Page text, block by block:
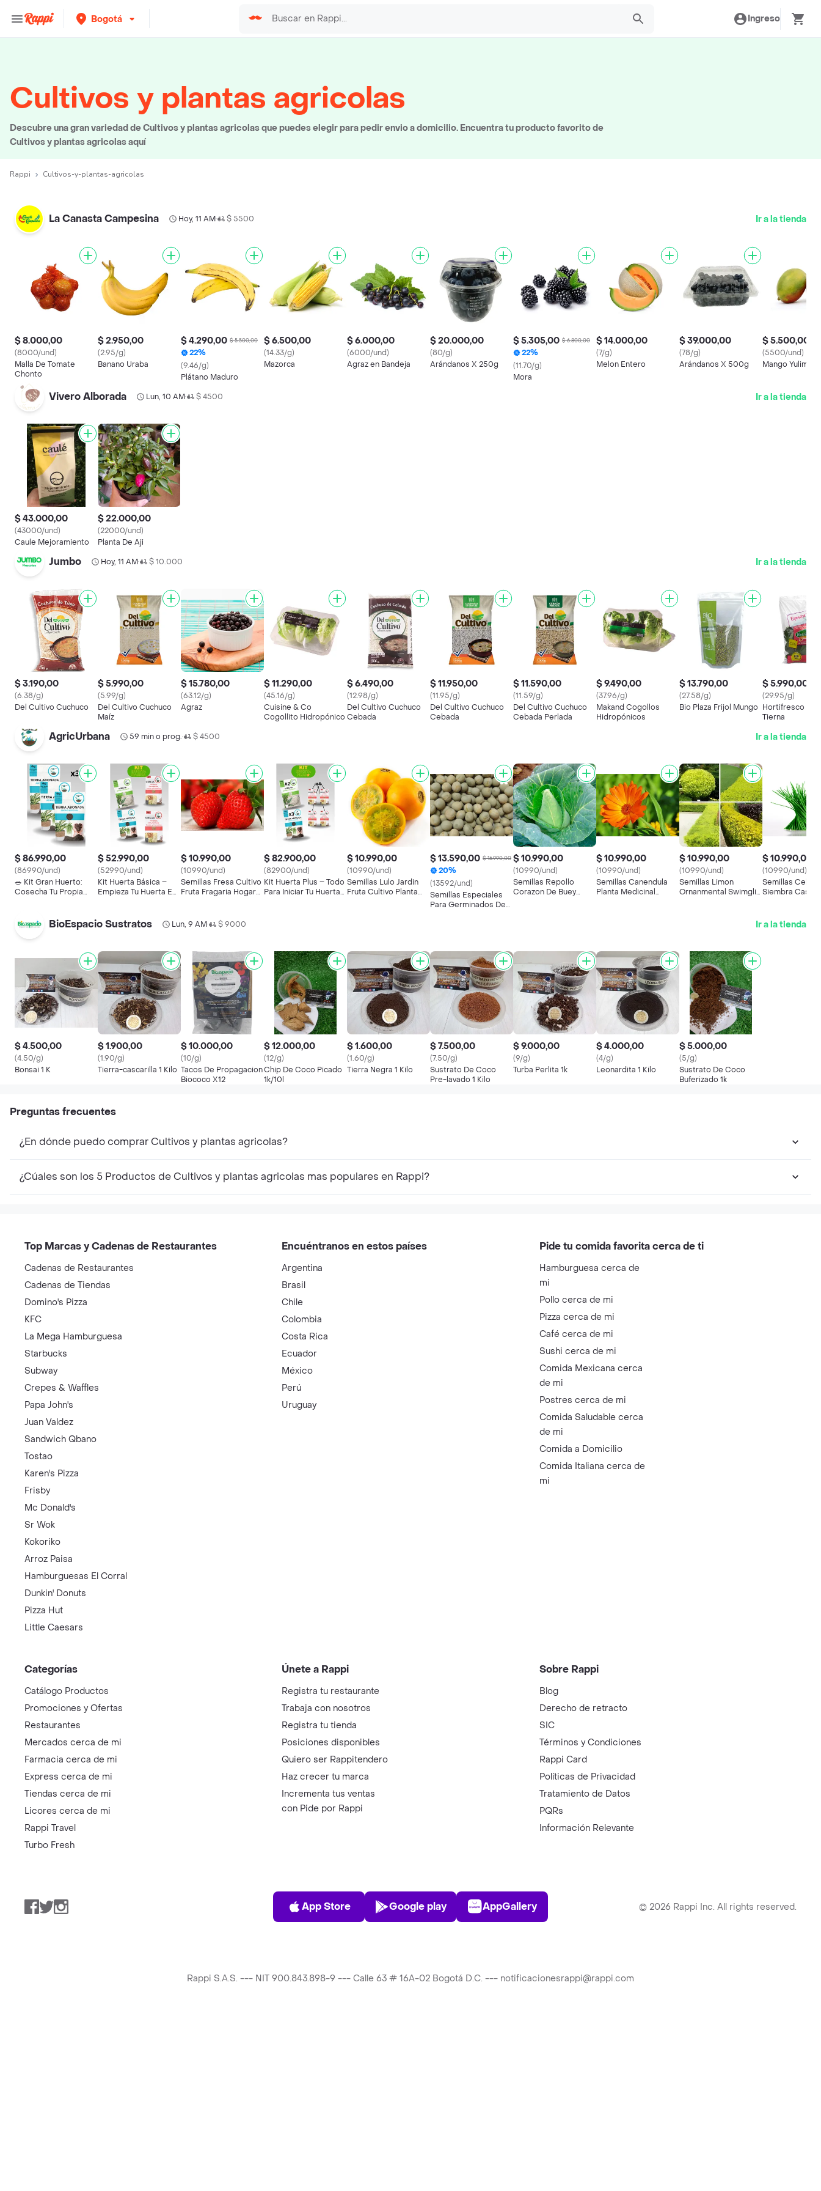
Bogotá Ingreso
Cultivos y plantas agricolas
Descubre una gran variedad de Cultivos y plantas agricolas que puedes elegir para pedir envio a domicilio. Encuentra tu producto favorito de
Cultivos y plantas agricolas aquí
Rappi Cultivos-y-plantas-agricolas
La Canasta Campesina Hoy, 11 AM• $ 5500 Ir a la tienda
$ 8.000,00
(8000/und)
Malla De Tomate
Chonto
$ 2.950,00
(2.95/g)
Banano Uraba
$ 4.290,00 $ 5.500,00
22%
(9.46/g)
Plátano Maduro
$ 6.500,00
(14.33/g)
Mazorca
$ 6.000,00
(6000/und)
Agraz en Bandeja
$ 20.000,00
(80/g)
Arándanos X 250g
$ 5.305,00 $ 6.800,00
22%
(11.70/g)
Mora
$ 14.000,00
(7/g)
Melon Entero
$ 39.000,00
(78/g)
Arándanos X 500g
$ 5.500,00
(5500/und)
Mango Yulima
Vivero Alborada Lun, 10 AM• $ 4500 Ir a la tienda
$ 43.000,00
(43000/und)
Caule Mejoramiento
$ 22.000,00
(22000/und)
Planta De Aji
Jumbo Hoy, 11 AM• $ 10.000 Ir a la tienda
$ 3.190,00
(6.38/g)
Del Cultivo Cuchuco
$ 5.990,00
(5.99/g)
Del Cultivo Cuchuco
Maíz
$ 15.780,00
(63.12/g)
Agraz
$ 11.290,00
(45.16/g)
Cuisine & Co
Cogollito Hidropónico
$ 6.490,00
(12.98/g)
Del Cultivo Cuchuco
Cebada
$ 11.950,00
(11.95/g)
Del Cultivo Cuchuco
Cebada
$ 11.590,00
(11.59/g)
Del Cultivo Cuchuco
Cebada Perlada
$ 9.490,00
(37.96/g)
Makand Cogollos
Hidropónicos
$ 13.790,00
(27.58/g)
Bio Plaza Frijol Mungo
$ 5.990,00
(29.95/g)
Hortifresco
Tierna
AgricUrbana 59 min o prog.• $ 4500 Ir a la tienda
$ 86.990,00
(86990/und)
🥗 Kit Gran Huerto:
Cosecha Tu Propia
$ 52.990,00
(52990/und)
Kit Huerta Básica –
Empieza Tu Huerta En
$ 10.990,00
(10990/und)
Semillas Fresa Cultivo
Fruta Fragaria Hogar
$ 82.900,00
(82900/und)
Kit Huerta Plus – Todo
Para Iniciar Tu Huerta
$ 10.990,00
(10990/und)
Semillas Lulo Jardin
Fruta Cultivo Planta
$ 13.590,00 $ 16.990,00
20%
(13592/und)
Semillas Especiales
Para Germinados De
$ 10.990,00
(10990/und)
Semillas Repollo
Corazon De Buey
$ 10.990,00
(10990/und)
Semillas Canendula
Planta Medicinal
$ 10.990,00
(10990/und)
Semillas Limon
Ornanmental Swimglia
$ 10.990,00
(10990/und)
Semillas
Siembra Casa
BioEspacio Sustratos Lun, 9 AM• $ 9000 Ir a la tienda
$ 4.500,00
(4.50/g)
Bonsai 1 K
$ 1.900,00
(1.90/g)
Tierra-cascarilla 1 Kilo
$ 10.000,00
(10/g)
Tacos De Propagacion
Biococo X12
$ 12.000,00
(12/g)
Chip De Coco Picado
1k/10l
$ 1.600,00
(1.60/g)
Tierra Negra 1 Kilo
$ 7.500,00
(7.50/g)
Sustrato De Coco
Pre-lavado 1 Kilo
$ 9.000,00
(9/g)
Turba Perlita 1k
$ 4.000,00
(4/g)
Leonardita 1 Kilo
$ 5.000,00
(5/g)
Sustrato De Coco
Buferizado 1k
Preguntas frecuentes
¿En dónde puedo comprar Cultivos y plantas agricolas?
¿Cúales son los 5 Productos de Cultivos y plantas agricolas mas populares en Rappi?
Top Marcas y Cadenas de Restaurantes
Cadenas de Restaurantes
Cadenas de Tiendas
Domino's Pizza
KFC
La Mega Hamburguesa
Starbucks
Subway
Crepes & Waffles
Papa John's
Juan Valdez
Sandwich Qbano
Tostao
Karen's Pizza
Frisby
Mc Donald's
Sr Wok
Kokoriko
Arroz Paisa
Hamburguesas El Corral
Dunkin' Donuts
Pizza Hut
Little Caesars
Encuéntranos en estos países
Argentina
Brasil
Chile
Colombia
Costa Rica
Ecuador
México
Perú
Uruguay
Pide tu comida favorita cerca de ti
Hamburguesa cerca de
mi
Pollo cerca de mi
Pizza cerca de mi
Café cerca de mi
Sushi cerca de mi
Comida Mexicana cerca
de mi
Postres cerca de mi
Comida Saludable cerca
de mi
Comida a Domicilio
Comida Italiana cerca de
mi
Categorías
Catálogo Productos
Promociones y Ofertas
Restaurantes
Mercados cerca de mi
Farmacia cerca de mi
Express cerca de mi
Tiendas cerca de mi
Licores cerca de mi
Rappi Travel
Turbo Fresh
Únete a Rappi
Registra tu restaurante
Trabaja con nosotros
Registra tu tienda
Posiciones disponibles
Quiero ser Rappitendero
Haz crecer tu marca
Incrementa tus ventas
con Pide por Rappi
Sobre Rappi
Blog
Derecho de retracto
SIC
Términos y Condiciones
Rappi Card
Políticas de Privacidad
Tratamiento de Datos
PQRs
Información Relevante
Facebook
TwitterInstagram
App Store
App Store
Play Store
Google play
AppGallery
AppGallery © 2026 Rappi Inc. All rights reserved.
Rappi S.A.S. --- NIT 900.843.898-9 --- Calle 63 # 16A-02 Bogotá D.C. --- notificacionesrappi@rappi.com